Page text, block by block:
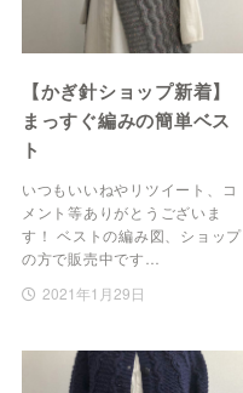
【かぎ針ショップ新着】
まっすぐ編みの簡単ベス
ト
いつもいいねやリツイート、コ
メント等ありがとうございま
す！ ベストの編み図、ショップ
の方で販売中です…
2021年1月29日